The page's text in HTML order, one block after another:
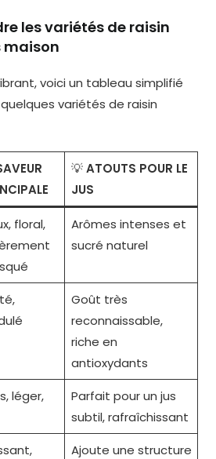
les variétés de raisin
maison
voici un tableau simplifié
variétés de raisin
💡ATOUTS POUR LE
JUS
floral,
Arômes intenses et
sucré naturel
Goût très
reconnaissable,
riche en
antioxydants
léger,
Parfait pour un jus
subtil, rafraîchissant
Ajoute une structure